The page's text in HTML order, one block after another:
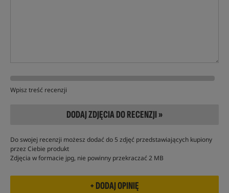
Wpisz treść recenzji
DODAJ ZDJĘCIA DO RECENZJI »
Do swojej recenzji możesz dodać do 5 zdjęć przedstawiających kupiony
przez Ciebie produkt
Zdjęcia w formacie jpg, nie powinny przekraczać 2 MB